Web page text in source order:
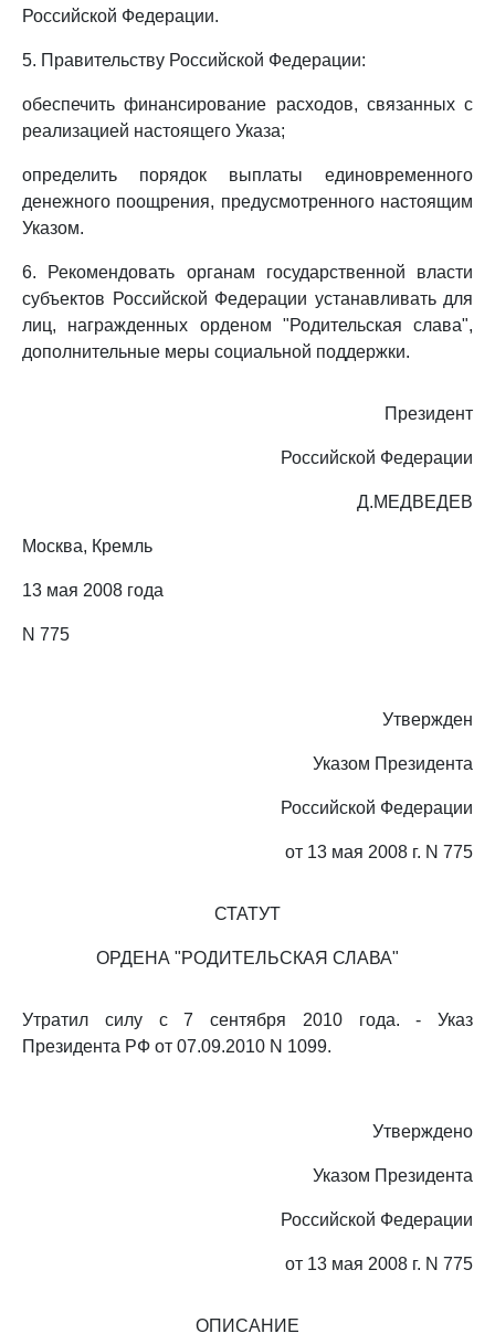
Российской Федерации.
5. Правительству Российской Федерации:
обеспечить финансирование расходов, связанных с
реализацией настоящего Указа;
определить порядок выплаты единовременного
денежного поощрения, предусмотренного настоящим
Указом.
6. Рекомендовать органам государственной власти
субъектов Российской Федерации устанавливать для
лиц, награжденных орденом "Родительская слава",
дополнительные меры социальной поддержки.
Президент
Российской Федерации
Д.МЕДВЕДЕВ
Москва, Кремль
13 мая 2008 года
N 775
Утвержден
Указом Президента
Российской Федерации
от 13 мая 2008 г. N 775
СТАТУТ
ОРДЕНА "РОДИТЕЛЬСКАЯ СЛАВА"
Утратил силу с 7 сентября 2010 года. - Указ
Президента РФ от 07.09.2010 N 1099.
Утверждено
Указом Президента
Российской Федерации
от 13 мая 2008 г. N 775
ОПИСАНИЕ